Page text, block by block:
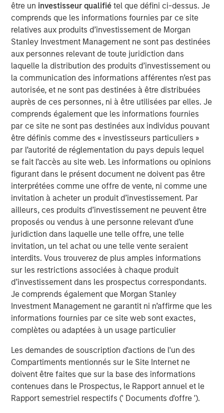
être un investisseur qualifiétel que défini ci-dessus. Je
comprends que les informations fournies par ce site
relatives aux produits d’investissement de Morgan
Stanley Investment Management ne sont pas destinées
aux personnes relevant de toute juridiction dans
laquelle la distribution des produits d’investissement ou
la communication des informations afférentes n’est pas
autorisée, et ne sont pas destinées à être distribuées
auprès de ces personnes, ni à être utilisées par elles. Je
comprends également que les informations fournies
par ce site ne sont pas destinées aux individus pouvant
être définis comme des « investisseurs particuliers »
par l’autorité de réglementation du pays depuis lequel
se fait l’accès au site web. Les informations ou opinions
figurant dans le présent document ne doivent pas être
interprétées comme une offre de vente, ni comme une
invitation à acheter un produit d’investissement. Par
ailleurs, ces produits d’investissement ne peuvent être
proposés ou vendus à une personne relevant d’une
juridiction dans laquelle une telle offre, une telle
invitation, un tel achat ou une telle vente seraient
interdits. Vous trouverez de plus amples informations
sur les restrictions associées à chaque produit
d’investissement dans les prospectus correspondants.
Je comprends également que Morgan Stanley
Investment Management ne garantit ni n’affirme que les
informations fournies par ce site web sont exactes,
complètes ou adaptées à un usage particulier
Les demandes de souscription d'actions de l'un des
Compartiments mentionnés sur le Site Internet ne
doivent être faites que sur la base des informations
contenues dans le Prospectus, le Rapport annuel et le
Rapport semestriel respectifs (' Documents d'offre ').
Idées liées
GLOBAL FIXED INCOME BULLETIN
Vidéo : La résilience comme fondement
GLOBAL FIXED INCOME BULLETIN
La résilience comme fondement
GLOBAL FIXED INCOME BULLETIN
Les actifs risqués font preuve de résistance
Analyses mises en avant
ARTICLE
Real Estate Midyear Outlook:
Constructive Amid Fluid Backdrop